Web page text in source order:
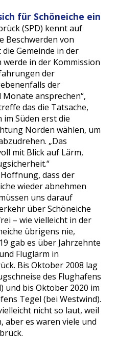
für Schöneiche ein
(SPD) kennt auf
Beschwerden von
Gemeinde in der
werde in der Kommission
der
der
ansprechen“,
das die Tatsache,
im Süden erst die
Norden wählen, um
„Das
mit Blick auf Lärm,
dass der
wieder abnehmen
uns darauf
über Schöneiche
– wie vielleicht in der
übrigens nie,
gab es über Jahrzehnte
Fluglärm in
Bis Oktober 2008 lag
des Flughafens
und bis Oktober 2020 im
Tegel (bei Westwind).
nicht so laut, weil
aber es waren viele und